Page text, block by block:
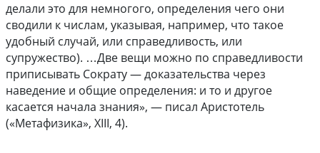
делали это для немногого, определения чего они
сводили к числам, указывая, например, что такое
удобный случай, или справедливость, или
супружество). …Две вещи можно по справедливости
приписывать Сократу — доказательства через
наведение и общие определения: и то и другое
касается начала знания», — писал Аристотель
(«Метафизика», XIII, 4).